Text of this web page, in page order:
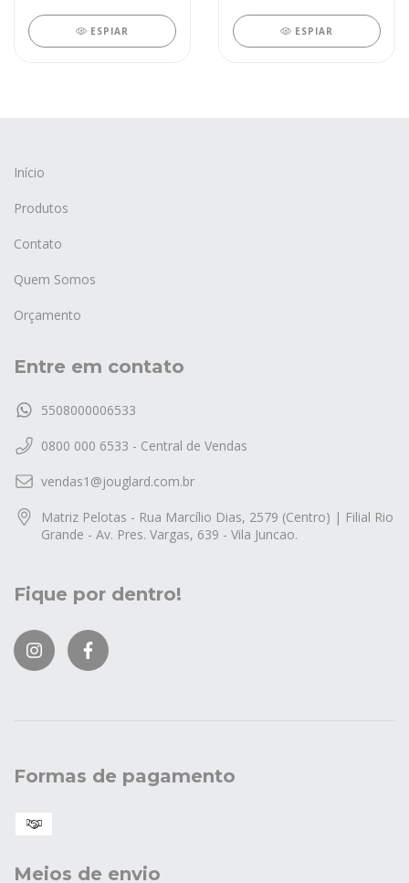
ESPIAR ESPIAR
Início
Produtos
Contato
Quem Somos
Orçamento
Entre em contato
5508000006533
0800 000 6533 - Central de Vendas
vendas1@jouglard.com.br
Matriz Pelotas - Rua Marcílio Dias, 2579 (Centro) | Filial Rio
Grande - Av. Pres. Vargas, 639 - Vila Juncao.
Fique por dentro!
Formas de pagamento
Meios de envio